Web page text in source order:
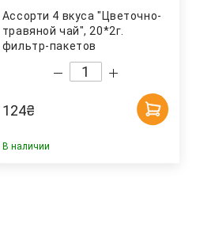
Ассорти 4 вкуса "Цветочно-
травяной чай", 20*2г.
фильтр-пакетов
(4820208950565) Hello Tea
124₴
В наличии